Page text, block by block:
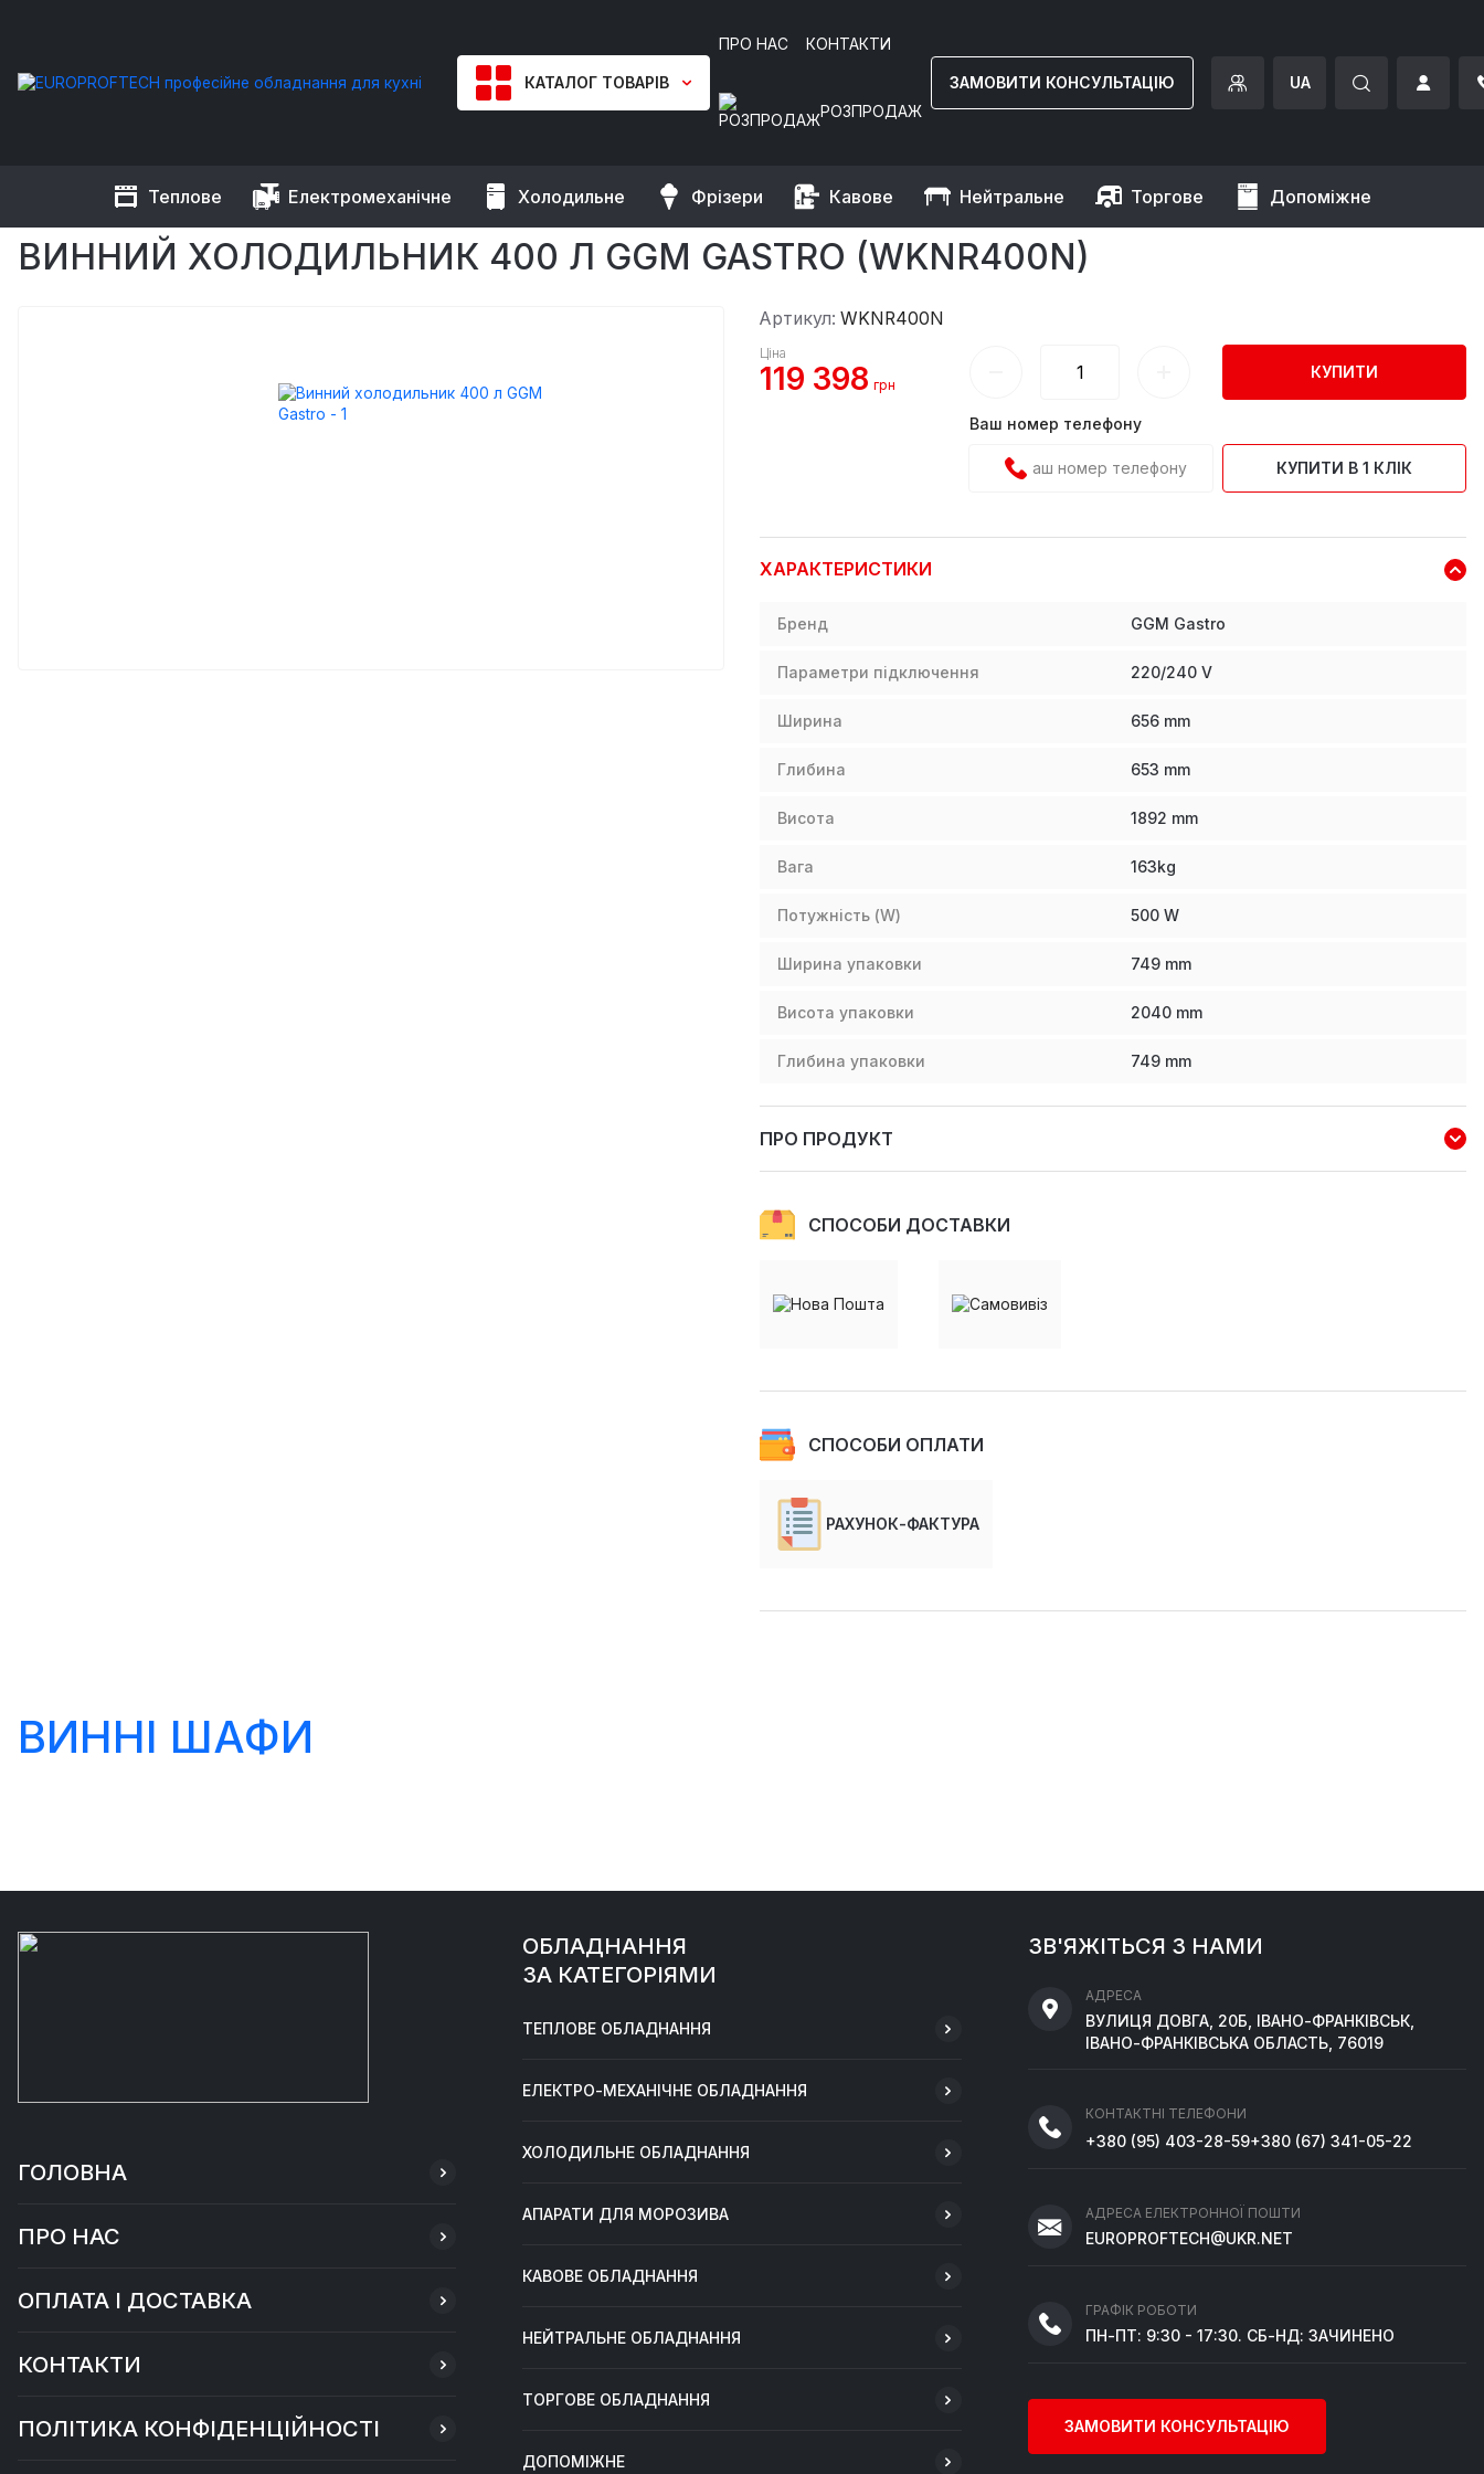
КАТАЛОГ ТОВАРІВ
ПРО НАС КОНТАКТИ
РОЗПРОДАЖ
ЗАМОВИТИ КОНСУЛЬТАЦІЮ UA
Теплове Електромеханічне Холодильне Фрізери Кавове Нейтральне Торгове Допоміжне
EUROPROFTECH Холодильне обладнання Винні шафи Винний холодильник 400 л GGM Gastro
ВИННИЙ ХОЛОДИЛЬНИК 400 Л GGM GASTRO (WKNR400N)
Артикул: WKNR400N
Ціна
119 398 грн
КУПИТИ
Ваш номер телефону
КУПИТИ В 1 КЛІК
ХАРАКТЕРИСТИКИ
Бренд GGM Gastro
Параметри підключення 220/240 V
Ширина 656 mm
Глибина 653 mm
Висота 1892 mm
Вага 163kg
Потужність (W) 500 W
Ширина упаковки 749 mm
Висота упаковки 2040 mm
Глибина упаковки 749 mm
ПРО ПРОДУКТ
СПОСОБИ ДОСТАВКИ
СПОСОБИ ОПЛАТИ
РАХУНОК-ФАКТУРА
ВИННІ ШАФИ
ГОЛОВНА
ПРО НАС
ОПЛАТА І ДОСТАВКА
КОНТАКТИ
ПОЛІТИКА КОНФІДЕНЦІЙНОСТІ
ОБЛАДНАННЯ
ЗА КАТЕГОРІЯМИ
ТЕПЛОВЕ ОБЛАДНАННЯ
ЕЛЕКТРО-МЕХАНІЧНЕ ОБЛАДНАННЯ
ХОЛОДИЛЬНЕ ОБЛАДНАННЯ
АПАРАТИ ДЛЯ МОРОЗИВА
КАВОВЕ ОБЛАДНАННЯ
НЕЙТРАЛЬНЕ ОБЛАДНАННЯ
ТОРГОВЕ ОБЛАДНАННЯ
ДОПОМІЖНЕ
ЗВ'ЯЖІТЬСЯ З НАМИ
АДРЕСА
ВУЛИЦЯ ДОВГА, 20Б, ІВАНО-ФРАНКІВСЬК,
ІВАНО-ФРАНКІВСЬКА ОБЛАСТЬ, 76019
КОНТАКТНІ ТЕЛЕФОНИ
+380 (95) 403-28-59+380 (67) 341-05-22
АДРЕСА ЕЛЕКТРОННОЇ ПОШТИ
EUROPROFTECH@UKR.NET
ГРАФІК РОБОТИ
ПН-ПТ: 9:30 - 17:30. СБ-НД: ЗАЧИНЕНО
ЗАМОВИТИ КОНСУЛЬТАЦІЮ